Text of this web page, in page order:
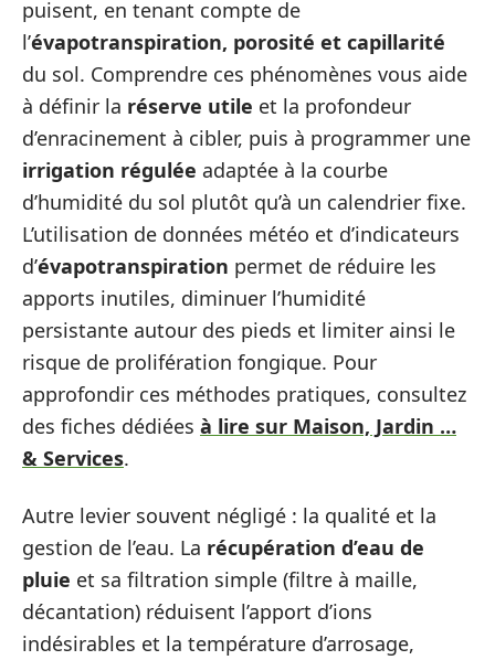
puisent, en tenant compte de
l’évapotranspiration, porosité et capillarité
du sol. Comprendre ces phénomènes vous aide
à définir la réserve utile et la profondeur
d’enracinement à cibler, puis à programmer une
irrigation régulée adaptée à la courbe
d’humidité du sol plutôt qu’à un calendrier fixe.
L’utilisation de données météo et d’indicateurs
d’évapotranspiration permet de réduire les
apports inutiles, diminuer l’humidité
persistante autour des pieds et limiter ainsi le
risque de prolifération fongique. Pour
approfondir ces méthodes pratiques, consultez
des fiches dédiées à lire sur Maison, Jardin …
& Services.
Autre levier souvent négligé : la qualité et la
gestion de l’eau. La récupération d’eau de
pluie et sa filtration simple (filtre à maille,
décantation) réduisent l’apport d’ions
indésirables et la température d’arrosage,